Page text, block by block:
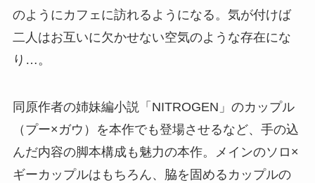
のようにカフェに訪れるようになる。気が付けば
二人はお互いに欠かせない空気のような存在にな
り…。
同原作者の姉妹編小説「NITROGEN」のカップル
（プー×ガウ）を本作でも登場させるなど、手の込
んだ内容の脚本構成も魅力の本作。メインのソロ×
ギーカップルはもちろん、脇を固めるカップルの